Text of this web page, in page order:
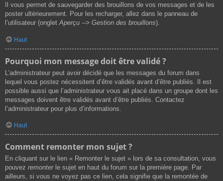
Il vous permet de sauvegarder des brouillons de vos messages et de les
poster ultérieurement. Pour les recharger, allez dans le panneau de
l’utilisateur (ongletAperçu --> Gestion des brouillons).
Haut
Pourquoi mon message doit être validé ?
L’administrateur peut avoir décidé que les messages du forum dans
lequel vous postez nécessitent d’être validés avant d’être publiés. Il est
possible aussi que l’administrateur vous ait placé dans un groupe dont les
messages doivent être validés avant d’être publiés. Contactez
l’administrateur pour plus d’informations.
Haut
Comment remonter mon sujet ?
En cliquant sur le lien « Remonter le sujet » lors de sa consultation, vous
pouvez remonterle sujet en haut du forum sur la première page. Par
ailleurs, si vous ne voyez pas ce lien, cela signifie que la remontée de